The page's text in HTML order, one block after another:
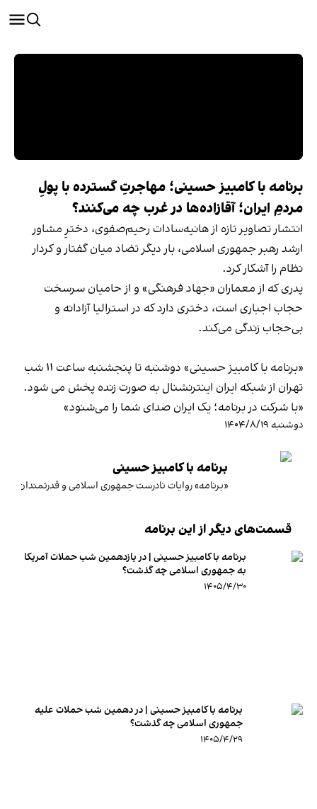
برنامه با کامبیز حسینی؛ مهاجرتِ گسترده با پولِ
مردمِ ایران؛ آقازاده‌ها در غرب چه می‌کنند؟
انتشار تصاویر تازه از هانیه‌سادات رحیم‌صفوی، دخترِ مشاور
ارشد رهبر جمهوری اسلامی، بار دیگر تضاد میان گفتار و کردار
نظام را آشکار کرد.
پدری که از معماران «جهاد فرهنگی» و از حامیان سرسخت
حجاب اجباری است، دختری دارد که در استرالیا آزادانه و
بی‌حجاب زندگی می‌کند.
«برنامه با کامبیز حسینی» دوشنبه تا پنجشنبه ساعت ۱۱ شب
تهران از شبکه ایران اینترنشنال به صورت زنده پخش می شود.
«با شرکت در برنامه؛ یک ایران صدای شما را می‌شنود»
دوشنبه ۱۴۰۴/۸/۱۹
برنامه با کامبیز حسینی
«برنامه» روایات نادرست جمهوری اسلامی و قدرتمندان
قسمت‌های دیگر از این برنامه
برنامه با کامبیز حسینی | در یازدهمین شب حملات آمریکا
به جمهوری اسلامی چه گذشت؟
۱۴۰۵/۴/۳۰
برنامه با کامبیز حسینی | در دهمین شب حملات علیه
جمهوری اسلامی چه گذشت؟
۱۴۰۵/۴/۲۹